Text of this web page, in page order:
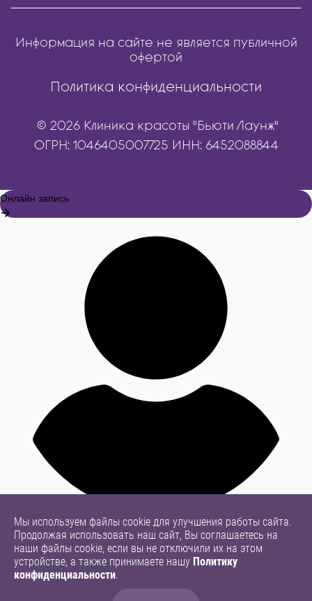
Информация на сайте не является публичной
офертой
Политика конфиденциальности
© 2026 Клиника красоты "Бьюти Лаунж"
ОГРН: 1046405007725 ИНН: 6452088844
Мы используем файлы cookie для улучшения работы сайта.
Продолжая использовать наш сайт, Вы соглашаетесь на
наши файлы cookie, если вы не отключили их на этом
устройстве, а также принимаете нашу Политику
конфиденциальности.